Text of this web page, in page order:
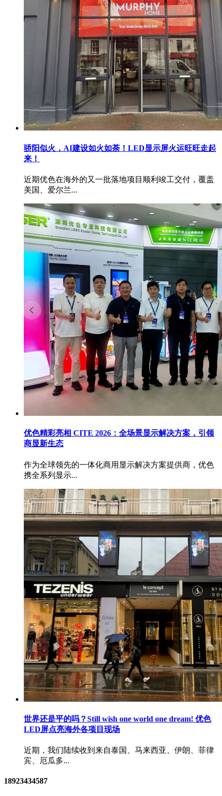
骄阳似火，AI建设如火如荼！LED显示屏火运旺旺走起
来！
近期优色在海外的又一批落地项目顺利竣工交付，覆盖
美国、爱尔兰...
优色精彩亮相 CITE 2026：全场景显示解决方案，引领
商显新生态
作为全球领先的一体化商用显示解决方案提供商，优色
携全系列显示...
世界还是平的吗？Still wish one world one dream! 优色
LED屏点亮海外各项目现场
近期，我们陆续收到来自泰国、马来西亚、伊朗、菲律
宾、厄瓜多...
18923434587